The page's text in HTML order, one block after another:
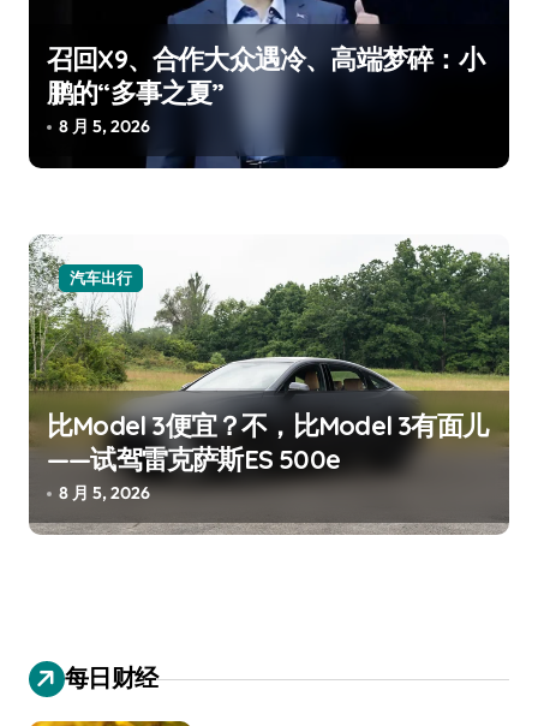
召回X9、合作大众遇冷、高端梦碎：小
鹏的“多事之夏”
8 月 5, 2026
汽车出行
比Model 3便宜？不，比Model 3有面儿
——试驾雷克萨斯ES 500e
8 月 5, 2026
每日财经